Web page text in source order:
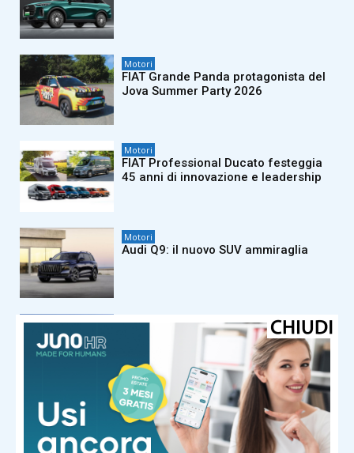
Motori
FIAT Grande Panda protagonista del
Jova Summer Party 2026
Motori
FIAT Professional Ducato festeggia
45 anni di innovazione e leadership
Motori
Audi Q9: il nuovo SUV ammiraglia
Motori
Mercedes-Benz Marco Polo: il
camper premium diventa ancora più
intelligente
Motori
Opel Corsa GSE: la hot hatch elettrica
da 281 CV